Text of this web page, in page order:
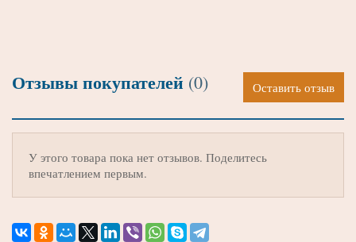
Отзывы покупателей (0) Оставить отзыв
У этого товара пока нет отзывов. Поделитесь
впечатлением первым.